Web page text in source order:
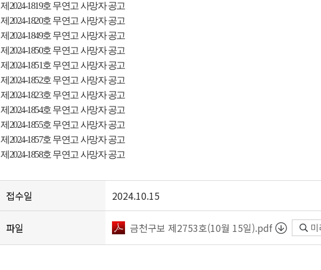
제 2024-1819호 무연고 사망자 공고
제 2024-1820호 무연고 사망자 공고
제 2024-1849호 무연고 사망자 공고
제 2024-1850호 무연고 사망자 공고
제 2024-1851호 무연고 사망자 공고
제 2024-1852호 무연고 사망자 공고
제 2024-1823호 무연고 사망자 공고
제 2024-1854호 무연고 사망자 공고
제 2024-1855호 무연고 사망자 공고
제 2024-1857호 무연고 사망자 공고
제 2024-1858호 무연고 사망자 공고
접수일 2024.10.15
파일 금천구보 제2753호(10월 15일).pdf 미